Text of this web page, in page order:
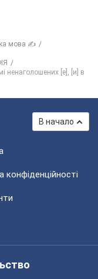
мова ✍
ненаголошених [е], [и] в
В начало
конфіденційності